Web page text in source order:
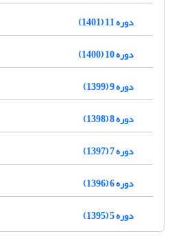
دوره 11 (1401)
دوره 10 (1400)
دوره 9 (1399)
دوره 8 (1398)
دوره 7 (1397)
دوره 6 (1396)
دوره 5 (1395)